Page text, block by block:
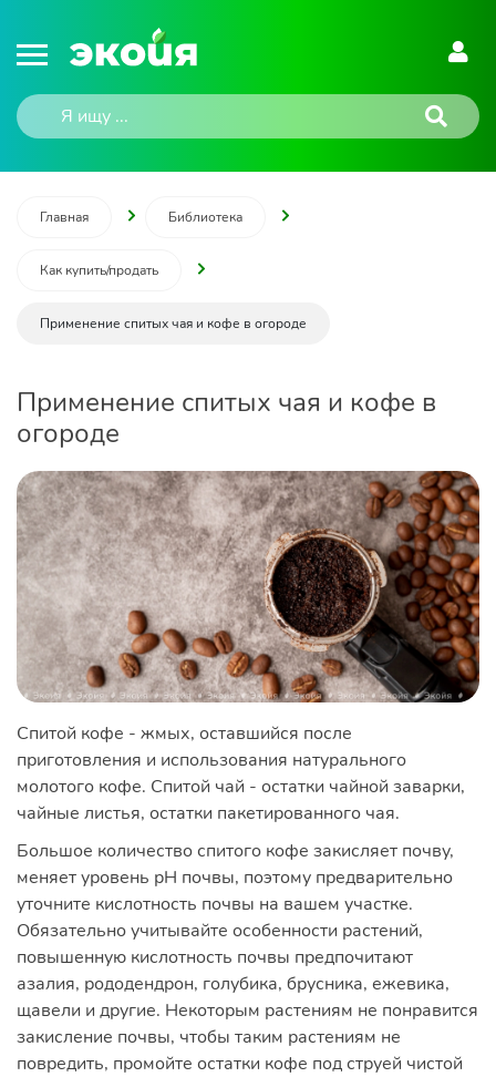
Главная Библиотека
Как купить/продать
Применение спитых чая и кофе в огороде
Применение спитых чая и кофе в
огороде
Спитой кофе - жмых, оставшийся после
приготовления и использования натурального
молотого кофе. Спитой чай - остатки чайной заварки,
чайные листья, остатки пакетированного чая.
Большое количество спитого кофе закисляет почву,
меняет уровень рН почвы, поэтому предварительно
уточните кислотность почвы на вашем участке.
Обязательно учитывайте особенности растений,
повышенную кислотность почвы предпочитают
азалия, рододендрон, голубика, брусника, ежевика,
щавели и другие. Некоторым растениям не понравится
закисление почвы, чтобы таким растениям не
повредить, промойте остатки кофе под струей чистой